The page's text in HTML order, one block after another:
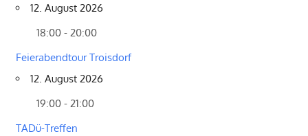
12. August 2026
18:00 - 20:00
Feierabendtour Troisdorf
12. August 2026
19:00 - 21:00
TADü-Treffen